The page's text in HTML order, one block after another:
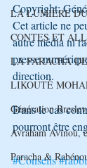
LA LUMIÈRE
CONTES ET
LA PARACHA
LIKOUTÉ
Génération
Avraham Avinou,
Paracha &
Copyright:
Cet article ne
autre média ni
presse
direction.
Dans le cas
pourront être
#Conseils#rabbi